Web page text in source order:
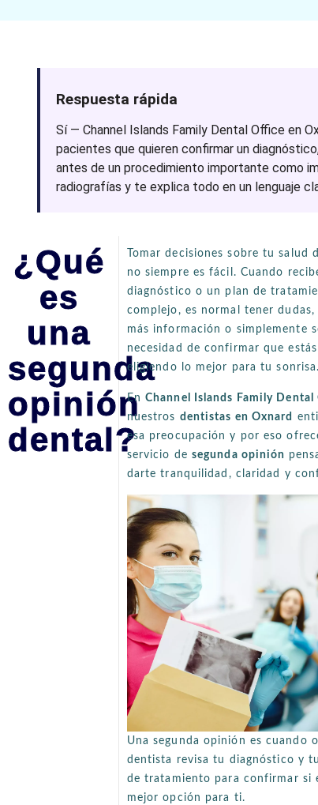
Respuesta rápida
Sí — Channel Islands Family Dental Office en
pacientes que quieren confirmar un
antes de un procedimiento importante como
radiografías y te explica todo en un lenguaje
¿Qué
es
una
segunda
opinión
dental?
Tomar decisiones sobre tu salud
no siempre es fácil. Cuando
diagnóstico o un plan de
complejo, es normal tener dudas,
más información o simplemente
necesidad de confirmar que estás
eligiendo lo mejor para tu sonrisa.
EnChannel Islands Family
nuestros dentistas en Oxnard
esa preocupación y por eso
servicio de segunda opinión
darte tranquilidad, claridad y
Una segunda opinión es cuando
dentista revisa tu diagnóstico y
de tratamiento para confirmar si
mejor opción para ti.